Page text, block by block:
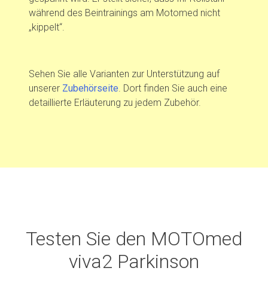
während des Beintrainings am Motomed nicht
„kippelt“.
Sehen Sie alle Varianten zur Unterstützung auf
unserer Zubehörseite. Dort finden Sie auch eine
detaillierte Erläuterung zu jedem Zubehör.
Testen Sie den MOTOmed
viva2 Parkinson